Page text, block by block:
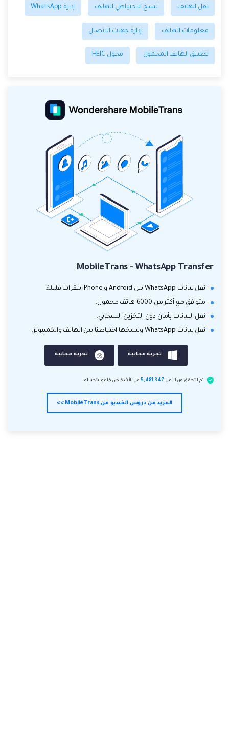
نقل الهاتف نسخ الاحتياطي الهاتف إدارة WhatsApp
معلومات الهاتف إدارة جهات الاتصال
تطبيق الهاتف المحمول محول HEIC
MobileTrans - WhatsApp Transfer
نقل بيانات WhatsApp بين Android و iPhone بنقرات قليلة.
متوافق مع أكثر من 6000 هاتف محمول.
نقل البيانات بأمان دون التخزين السحابي.
نقل بيانات WhatsApp ونسخها احتياطيًا بين الهاتف والكمبيوتر.
تجربة مجانية تجربة مجانية
تم التحقق من الأمن.5,481,347 من الأشخاص قاموا بتحميله.
المزيد من دروس الفيديو من MobileTrans >>